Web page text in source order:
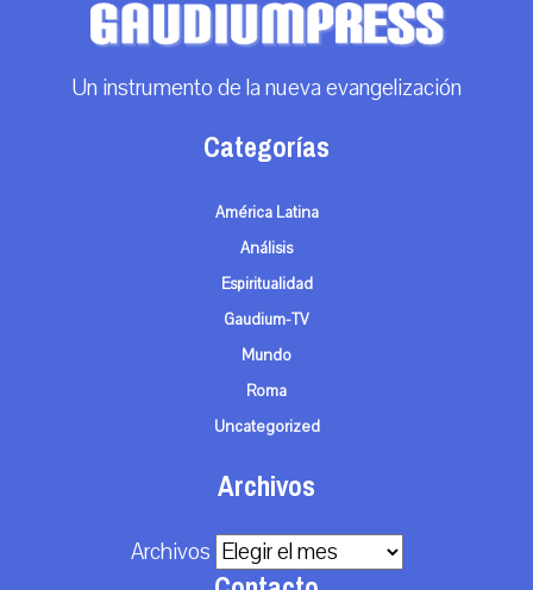
Un instrumento de la nueva evangelización
Categorías
América Latina
Análisis
Espiritualidad
Gaudium-TV
Mundo
Roma
Uncategorized
Archivos
Archivos